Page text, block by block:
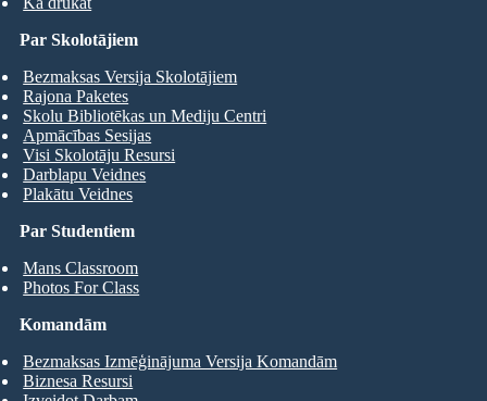
Par Studentiem
Mans Classroom
Photos For Class
Par Skolotājiem
Bezmaksas Versija Skolotājiem
Rajona Paketes
Skolu Bibliotēkas un Mediju Centri
Apmācības Sesijas
Visi Skolotāju Resursi
Darblapu Veidnes
Plakātu Veidnes
Komandām
Bezmaksas Izmēģinājuma Versija Komandām
Biznesa Resursi